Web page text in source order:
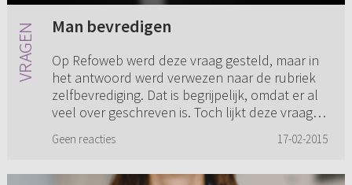
Man bevredigen
Op Refoweb werd deze vraag gesteld, maar in
het antwoord werd verwezen naar de rubriek
zelfbevrediging. Dat is begrijpelijk, omdat er al
veel over geschreven is. Toch lijkt deze vraag
Geen reacties 17-02-2015